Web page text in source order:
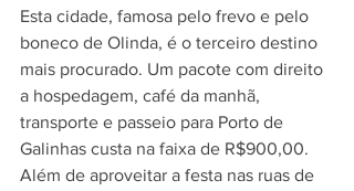
Esta cidade, famosa pelo frevo e pelo
boneco de Olinda, é o terceiro destino
mais procurado. Um pacote com direito
a hospedagem, café da manhã,
transporte e passeio para Porto de
Galinhas custa na faixa de R$900,00.
Além de aproveitar a festa nas ruas de